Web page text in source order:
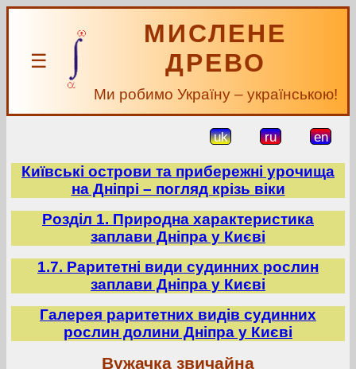
☰
МИСЛЕНЕ
ДРЕВО
Ми робимо Україну – українською!
uk ru en
Київські острови та прибережні урочища
на Дніпрі – погляд крізь віки
Розділ 1. Природна характеристика
заплави Дніпра у Києві
1.7. Раритетні види судинних рослин
заплави Дніпра у Києві
Галерея раритетних видів судинних
рослин долини Дніпра у Києві
Вужачка звичайна